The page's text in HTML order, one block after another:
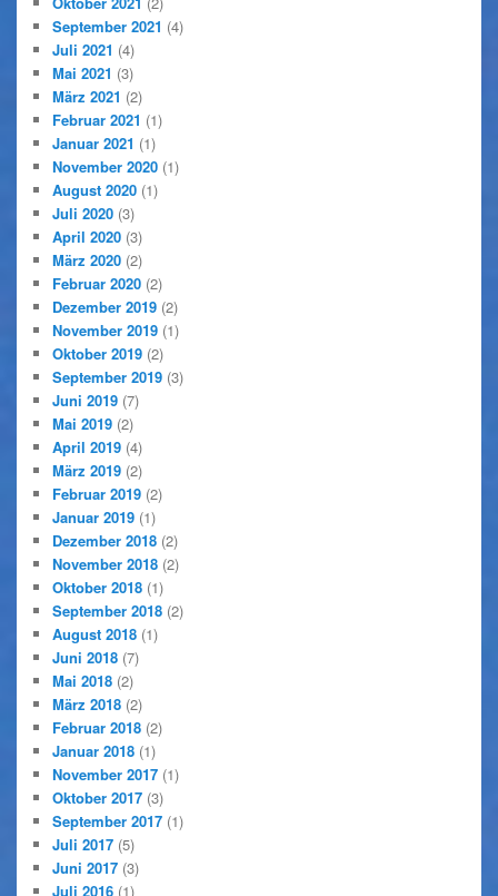
September 2021 (4)
Juli 2021 (4)
Mai 2021 (3)
März 2021 (2)
Februar 2021 (1)
Januar 2021 (1)
November 2020(1)
August 2020(1)
Juli 2020(3)
April 2020(3)
März 2020(2)
Februar 2020(2)
Dezember 2019(2)
November 2019(1)
Oktober 2019(2)
September 2019(3)
Juni 2019(7)
Mai 2019(2)
April 2019(4)
März 2019(2)
Februar 2019(2)
Januar 2019(1)
Dezember 2018(2)
November 2018(2)
Oktober 2018(1)
September 2018(2)
August 2018(1)
Juni 2018(7)
Mai 2018(2)
März 2018(2)
Februar 2018(2)
Januar 2018(1)
November 2017(1)
Oktober 2017(3)
September 2017(1)
Juli 2017(5)
Juni 2017(3)
Juli 2016(1)